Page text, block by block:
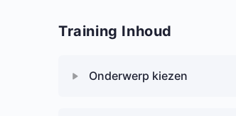
Training Inhoud
Onderwerp kiezen